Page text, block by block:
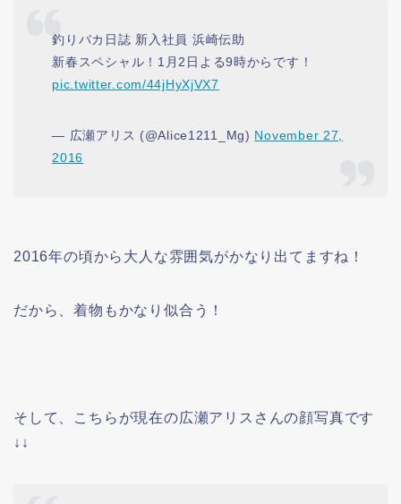
釣りバカ日誌 新入社員 浜崎伝助
新春スペシャル！1月2日よる9時からです！
pic.twitter.com/44jHyXjVX7
— 広瀬アリス (@Alice1211_Mg) November 27,
2016
2016年の頃から大人な雰囲気がかなり出てますね！
だから、着物もかなり似合う！
そして、こちらが現在の広瀬アリスさんの顔写真です
↓↓